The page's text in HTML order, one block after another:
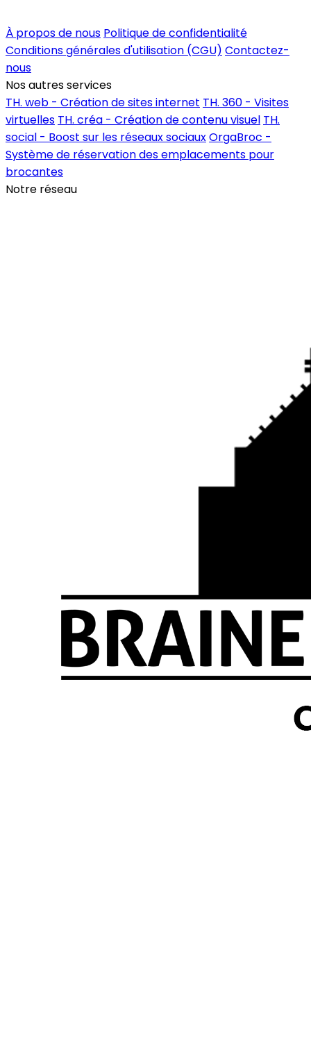
À propos de nous Politique de confidentialité
Conditions générales d'utilisation (CGU) Contactez-
nous
Nos autres services
TH. web - Création de sites internet TH. 360 - Visites
virtuelles TH. créa - Création de contenu visuel TH.
social - Boost sur les réseaux sociauxOrgaBroc -
Système de réservation des emplacements pour
brocantes
Notre réseau